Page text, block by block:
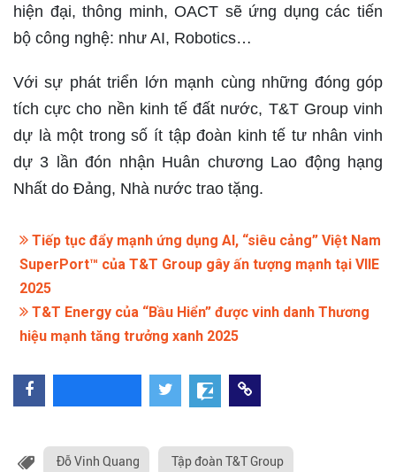
hiện đại, thông minh, OACT sẽ ứng dụng các tiến
bộ công nghệ: như AI, Robotics…
Với sự phát triển lớn mạnh cùng những đóng góp
tích cực cho nền kinh tế đất nước, T&T Group vinh
dự là một trong số ít tập đoàn kinh tế tư nhân vinh
dự 3 lần đón nhận Huân chương Lao động hạng
Nhất do Đảng, Nhà nước trao tặng.
Tiếp tục đẩy mạnh ứng dụng AI, “siêu cảng” Việt Nam
SuperPort™ của T&T Group gây ấn tượng mạnh tại VIIE
2025
T&T Energy của “Bầu Hiển” được vinh danh Thương
hiệu mạnh tăng trưởng xanh 2025
Đỗ Vinh Quang Tập đoàn T&T Group